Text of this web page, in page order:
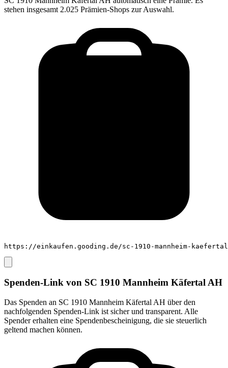
stehen insgesamt 2.025 Prämien-Shops zur Auswahl.
https://einkaufen.gooding.de/sc-1910-mannheim-
Spenden-Link von SC 1910 Mannheim Käfertal AH
Das Spenden an SC 1910 Mannheim Käfertal AH über den
nachfolgenden Spenden-Link ist sicher und transparent. Alle
Spender erhalten eine Spendenbescheinigung, die sie steuerlich
geltend machen können.